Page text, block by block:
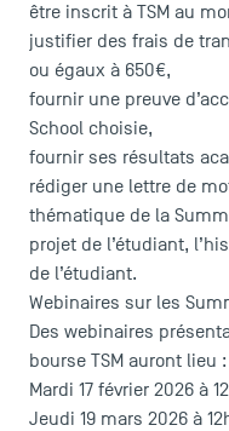
être inscrit à TSM au
justifier des frais de
ou égaux à 650€,
fournir une preuve
School choisie,
fournir ses résultats
rédiger une lettre de
thématique de la
projet de l’étudiant,
de l’étudiant.
Webinaires sur les
Des webinaires
bourse TSM auront lieu :
Mardi 17 février 2026 à
Jeudi 19 mars 2026 à